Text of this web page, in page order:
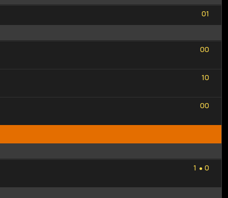
0
0
1
1
0
0
0
0
10
00
1
1 ●
0
0